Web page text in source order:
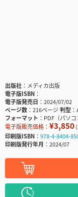
出版社
メディカ出版
電子版ISBN
電子版発売日
2024/07/02
ページ数
216ページ判型
フォーマット
PDF（パソコ
電子版販売価格： ¥3,850
印刷版ISBN
978-4-8404-
印刷版発行年月
2024/07